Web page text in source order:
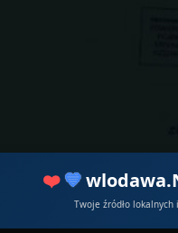
❤️ 💙
Twoje źródło lokalnych